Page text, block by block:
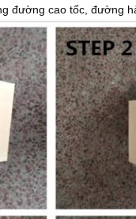
đường cao tốc, đường